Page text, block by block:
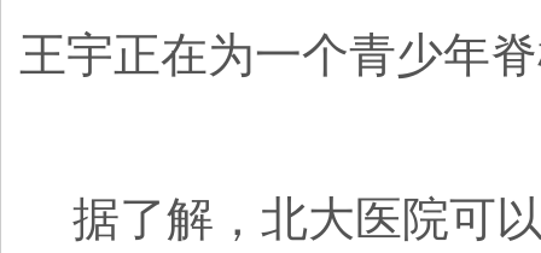
王宇正在为一个青少年
据了解，北大医院可